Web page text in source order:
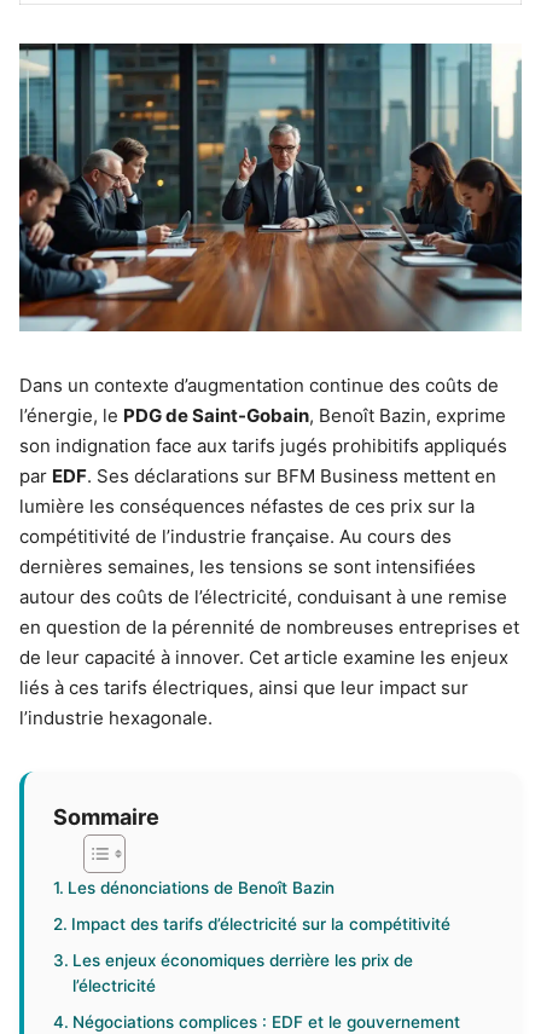
Dans un contexte d’augmentation continue des coûts de
l’énergie, le PDG de Saint-Gobain, Benoît Bazin, exprime
son indignation face aux tarifs jugés prohibitifs appliqués
par EDF. Ses déclarations sur BFM Business mettent en
lumière les conséquences néfastes de ces prix sur la
compétitivité de l’industrie française. Au cours des
dernières semaines, les tensions se sont intensifiées
autour des coûts de l’électricité, conduisant à une remise
en question de la pérennité de nombreuses entreprises et
de leur capacité à innover. Cet article examine les enjeux
liés à ces tarifs électriques, ainsi que leur impact sur
l’industrie hexagonale.
Sommaire
Les dénonciations de Benoît Bazin
Impact des tarifs d’électricité sur la compétitivité
Les enjeux économiques derrière les prix de
l’électricité
Négociations complices : EDF et le gouvernement